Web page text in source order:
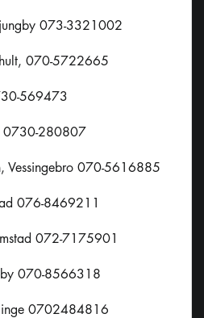
073-3321002
070-5722665
569473
0730-280807
Vessingebro 070-5616885
076-8469211
072-7175901
070-8566318
0702484816